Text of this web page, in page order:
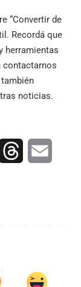
“Convertir de
Recordá que
herramientas
contactarnos
noticias.
TelegramThreads